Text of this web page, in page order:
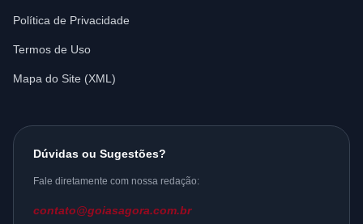
Política de Privacidade
Termos de Uso
Mapa do Site (XML)
Dúvidas ou Sugestões?
Fale diretamente com nossa redação:
contato@goiasagora.com.br